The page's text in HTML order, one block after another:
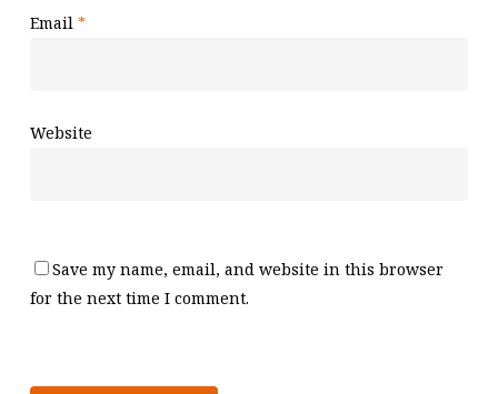
Email *
Website
Save my name, email, and website in this browser
for the next time I comment.